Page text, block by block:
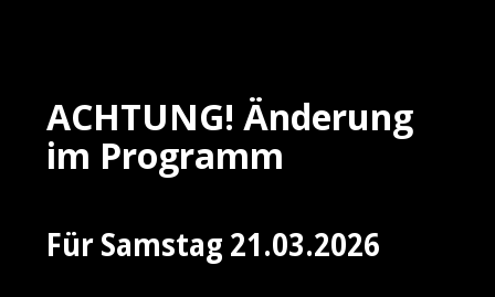
ACHTUNG! Änderung
im Programm
Für Samstag 21.03.2026